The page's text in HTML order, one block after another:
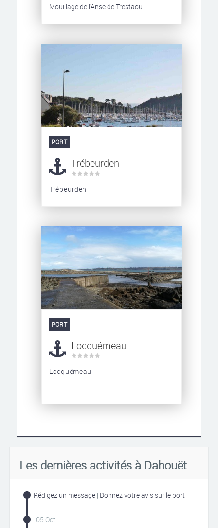
Mouillage de l'Anse de Trestaou
PORT
Trébeurden
Trébeurden
PORT
Locquémeau
Locquémeau
Les dernières activités à Dahouët
Rédigez un message | Donnez votre avis sur le port
05 Oct.